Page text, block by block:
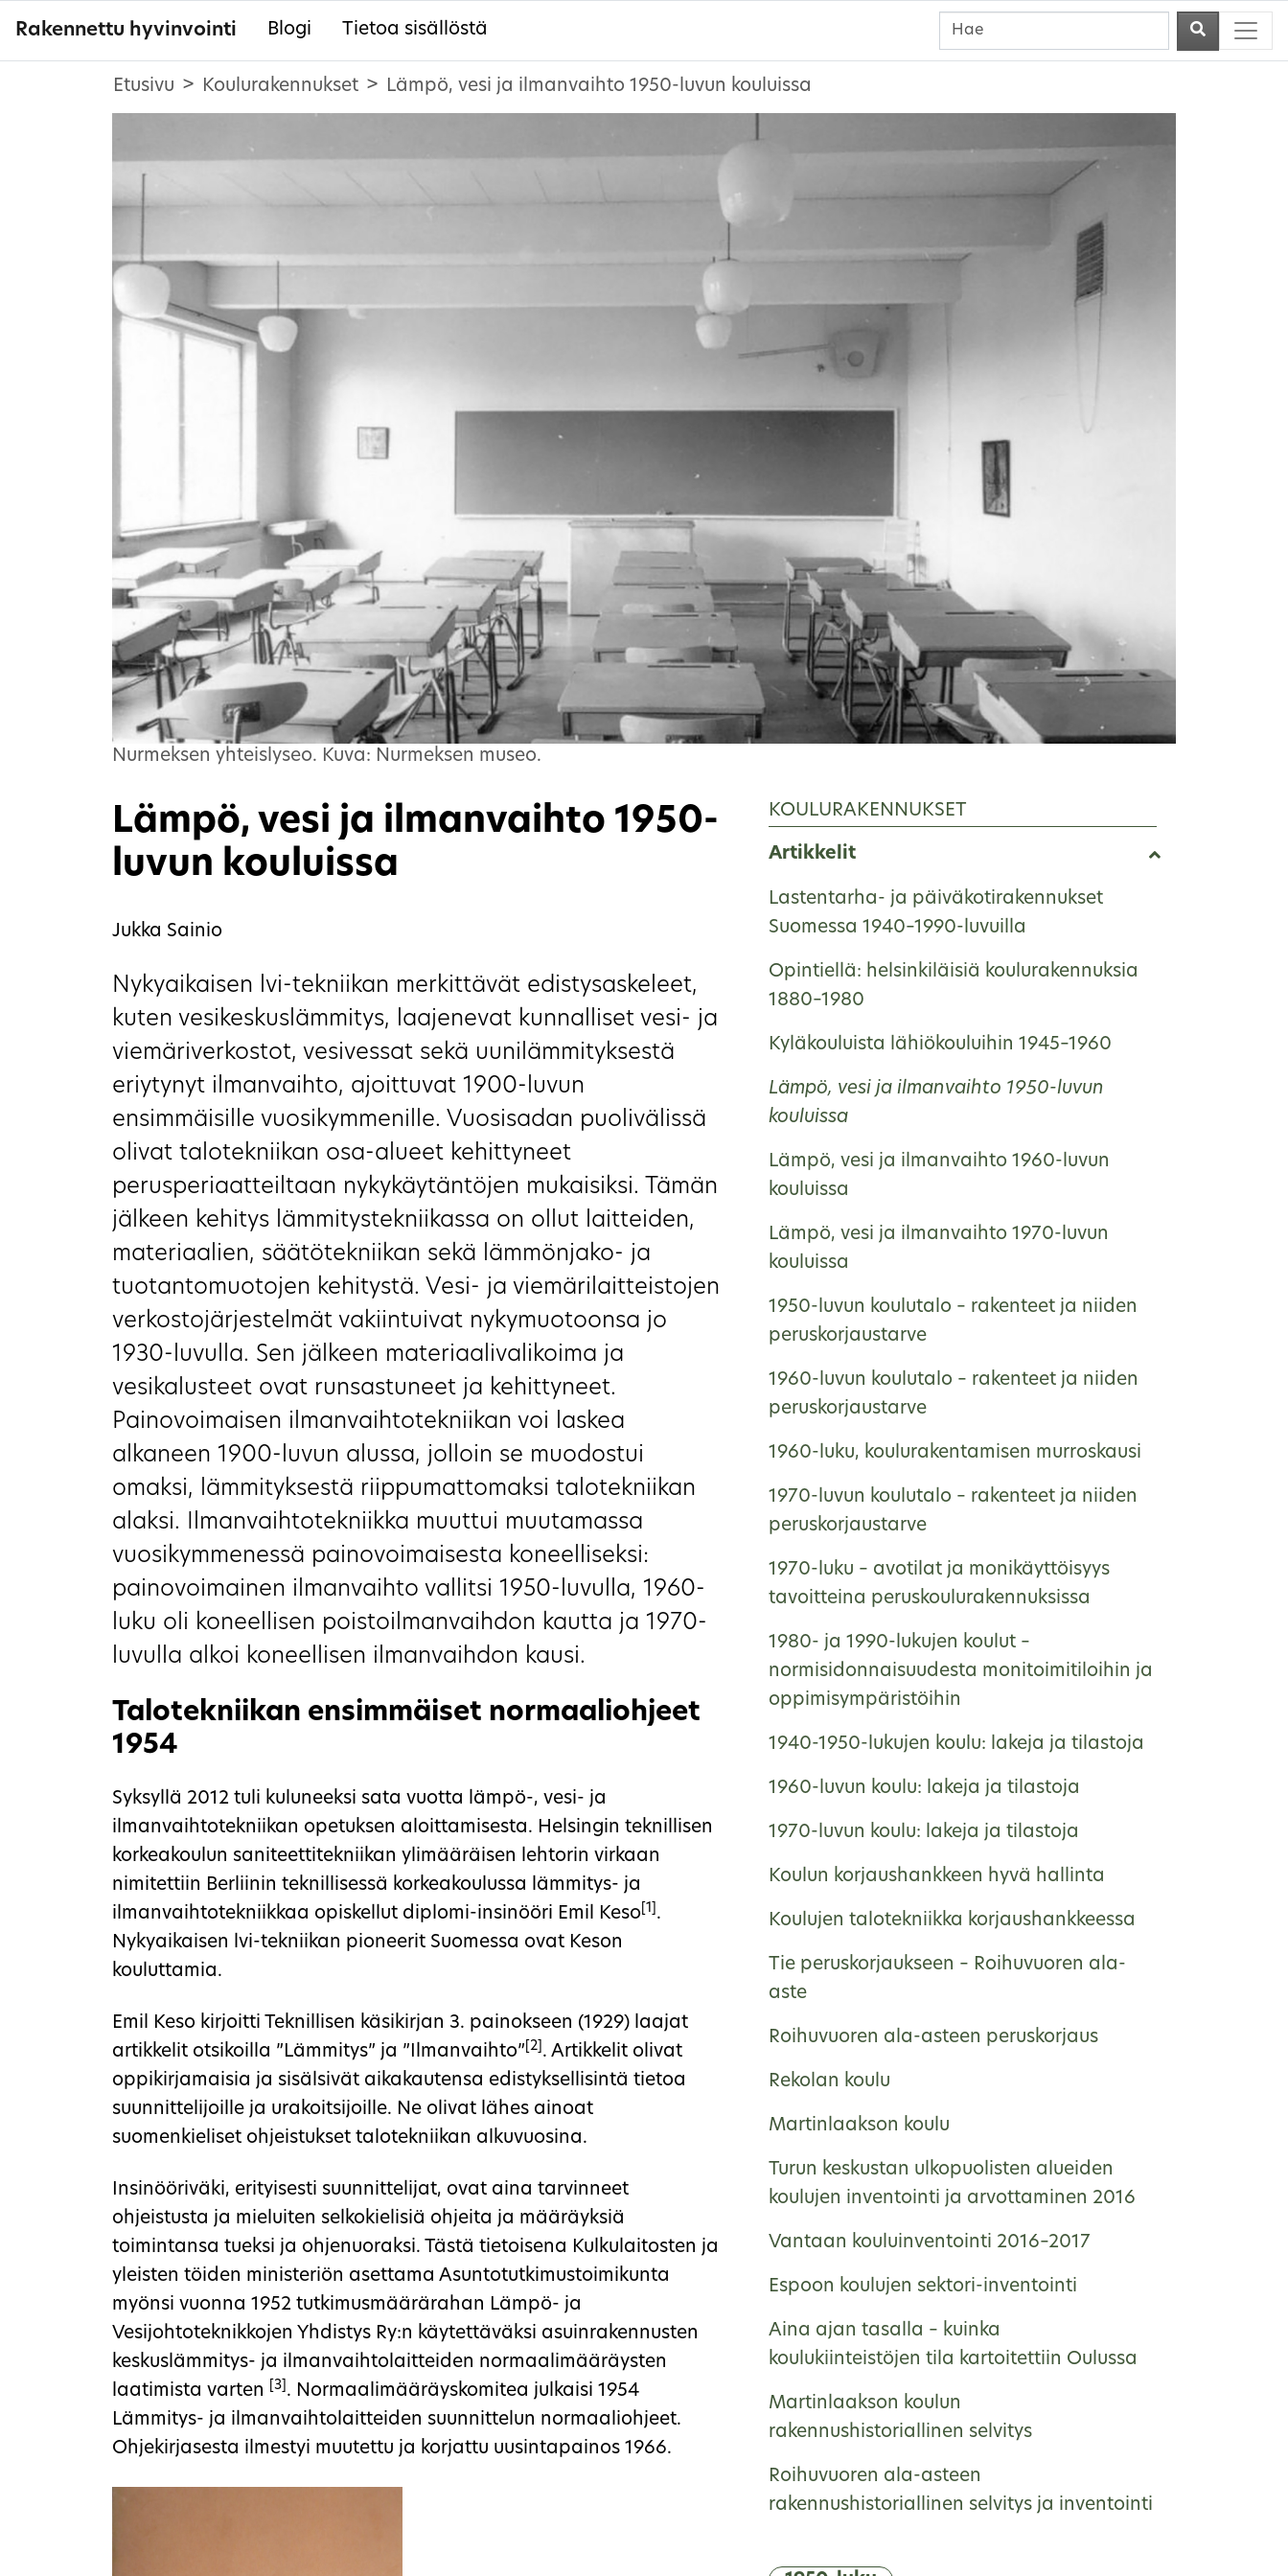
Rakennettu hyvinvointi Blogi Tietoa sisällöstä
Etusivu Koulurakennukset Lämpö, vesi ja ilmanvaihto 1950-luvun kouluissa
Nurmeksen yhteislyseo. Kuva: Nurmeksen museo.
Lämpö, vesi ja ilmanvaihto 1950-
luvun kouluissa
Jukka Sainio
Nykyaikaisen lvi-tekniikan merkittävät edistysaskeleet,
kuten vesikeskuslämmitys, laajenevat kunnalliset vesi- ja
viemäriverkostot, vesivessat sekä uunilämmityksestä
eriytynyt ilmanvaihto, ajoittuvat 1900-luvun
ensimmäisille vuosikymmenille. Vuosisadan puolivälissä
olivat talotekniikan osa-alueet kehittyneet
perusperiaatteiltaan nykykäytäntöjen mukaisiksi. Tämän
jälkeen kehitys lämmitystekniikassa on ollut laitteiden,
materiaalien, säätötekniikan sekä lämmönjako- ja
tuotantomuotojen kehitystä. Vesi- ja viemärilaitteistojen
verkostojärjestelmät vakiintuivat nykymuotoonsa jo
1930-luvulla. Sen jälkeen materiaalivalikoima ja
vesikalusteet ovat runsastuneet ja kehittyneet.
Painovoimaisen ilmanvaihtotekniikan voi laskea
alkaneen 1900-luvun alussa, jolloin se muodostui
omaksi, lämmityksestä riippumattomaksi talotekniikan
alaksi. Ilmanvaihtotekniikka muuttui muutamassa
vuosikymmenessä painovoimaisesta koneelliseksi:
painovoimainen ilmanvaihto vallitsi 1950-luvulla, 1960-
luku oli koneellisen poistoilmanvaihdon kautta ja 1970-
luvulla alkoi koneellisen ilmanvaihdon kausi.
Talotekniikan ensimmäiset normaaliohjeet
1954
Syksyllä 2012 tuli kuluneeksi sata vuotta lämpö-, vesi- ja
ilmanvaihtotekniikan opetuksen aloittamisesta. Helsingin teknillisen
korkeakoulun saniteettitekniikan ylimääräisen lehtorin virkaan
nimitettiin Berliinin teknillisessä korkeakoulussa lämmitys- ja
ilmanvaihtotekniikkaa opiskellut diplomi-insinööri Emil Keso [1] .
Nykyaikaisen lvi-tekniikan pioneerit Suomessa ovat Keson
kouluttamia.
Emil Keso kirjoitti Teknillisen käsikirjan 3. painokseen (1929) laajat
artikkelit otsikoilla ”Lämmitys” ja ”Ilmanvaihto” [2] . Artikkelit olivat
oppikirjamaisia ja sisälsivät aikakautensa edistyksellisintä tietoa
suunnittelijoille ja urakoitsijoille. Ne olivat lähes ainoat
suomenkieliset ohjeistukset talotekniikan alkuvuosina.
Insinööriväki, erityisesti suunnittelijat, ovat aina tarvinneet
ohjeistusta ja mieluiten selkokielisiä ohjeita ja määräyksiä
toimintansa tueksi ja ohjenuoraksi. Tästä tietoisena Kulkulaitosten ja
yleisten töiden ministeriön asettama Asuntotutkimustoimikunta
myönsi vuonna 1952 tutkimusmäärärahan Lämpö- ja
Vesijohtoteknikkojen Yhdistys Ry:n käytettäväksi asuinrakennusten
keskuslämmitys- ja ilmanvaihtolaitteiden normaalimääräysten
laatimista varten
[3] . Normaalimääräyskomitea julkaisi 1954
Lämmitys- ja ilmanvaihtolaitteiden suunnittelun normaaliohjeet.
Ohjekirjasesta ilmestyi muutettu ja korjattu uusintapainos 1966.
KOULURAKENNUKSET
Artikkelit
Lastentarha- ja päiväkotirakennukset
Suomessa 1940–1990-luvuilla
Opintiellä: helsinkiläisiä koulurakennuksia
1880–1980
Kyläkouluista lähiökouluihin 1945–1960
Lämpö, vesi ja ilmanvaihto 1950-luvun
kouluissa
Lämpö, vesi ja ilmanvaihto 1960-luvun
kouluissa
Lämpö, vesi ja ilmanvaihto 1970-luvun
kouluissa
1950-luvun koulutalo – rakenteet ja niiden
peruskorjaustarve
1960-luvun koulutalo – rakenteet ja niiden
peruskorjaustarve
1960-luku, koulurakentamisen murroskausi
1970-luvun koulutalo – rakenteet ja niiden
peruskorjaustarve
1970-luku – avotilat ja monikäyttöisyys
tavoitteina peruskoulurakennuksissa
1980- ja 1990-lukujen koulut –
normisidonnaisuudesta monitoimitiloihin ja
oppimisympäristöihin
1940-1950-lukujen koulu: lakeja ja tilastoja
1960-luvun koulu: lakeja ja tilastoja
1970-luvun koulu: lakeja ja tilastoja
Koulun korjaushankkeen hyvä hallinta
Koulujen talotekniikka korjaushankkeessa
Tie peruskorjaukseen – Roihuvuoren ala-
aste
Roihuvuoren ala-asteen peruskorjaus
Rekolan koulu
Martinlaakson koulu
Turun keskustan ulkopuolisten alueiden
koulujen inventointi ja arvottaminen 2016
Vantaan kouluinventointi 2016–2017
Espoon koulujen sektori-inventointi
Aina ajan tasalla – kuinka
koulukiinteistöjen tila kartoitettiin Oulussa
Martinlaakson koulun
rakennushistoriallinen selvitys
Roihuvuoren ala-asteen
rakennushistoriallinen selvitys ja inventointi